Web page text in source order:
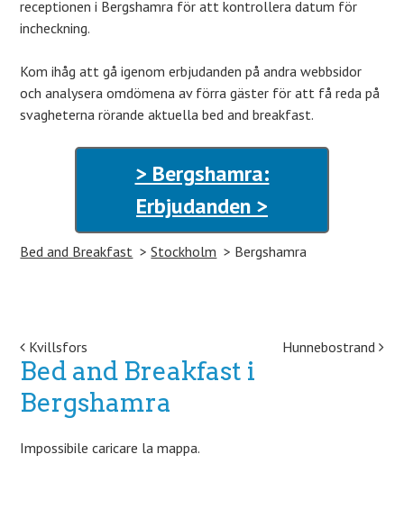
receptionen i Bergshamra för att kontrollera datum för
incheckning.
Kom ihåg att gå igenom erbjudanden på andra webbsidor
och analysera omdömena av förra gäster för att få reda på
svagheterna rörande aktuella bed and breakfast.
> Bergshamra:
Erbjudanden >
Bed and Breakfast Stockholm Bergshamra
Post navigation
Kvillsfors Hunnebostrand
Bed and Breakfast i
Bergshamra
Impossibile caricare la mappa.